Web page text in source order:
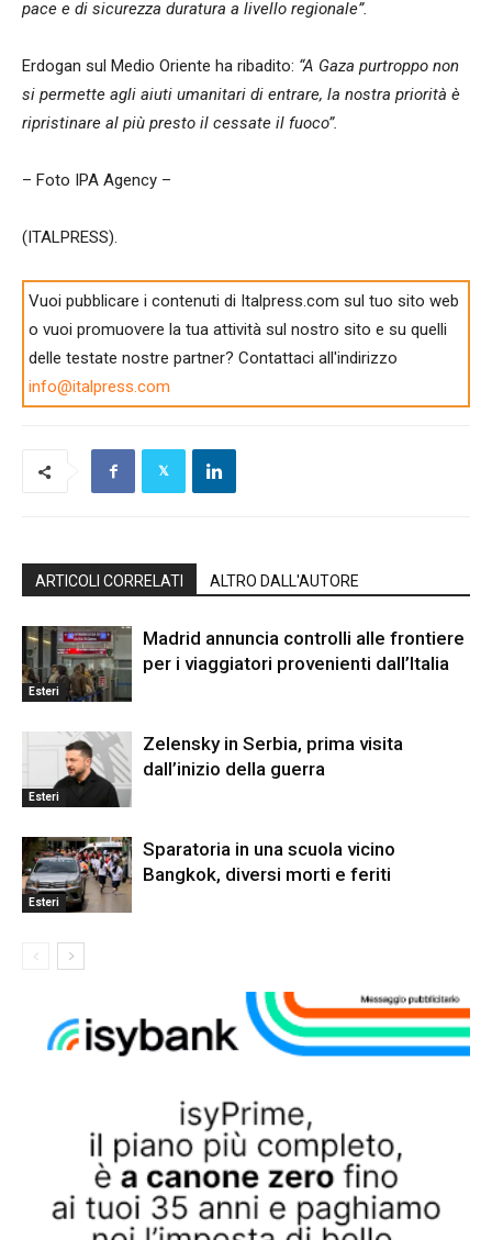
pace e di sicurezza duratura a livello regionale”.
Erdogan sul Medio Oriente ha ribadito: “A Gaza purtroppo non
si permette agli aiuti umanitari di entrare, la nostra priorità è
ripristinare al più presto il cessate il fuoco”.
– Foto IPA Agency –
(ITALPRESS).
Vuoi pubblicare i contenuti di Italpress.com sul tuo sito web
o vuoi promuovere la tua attività sul nostro sito e su quelli
delle testate nostre partner? Contattaci all'indirizzo
info@italpress.com
ARTICOLI CORRELATI ALTRO DALL'AUTORE
Esteri
Madrid annuncia controlli alle frontiere
per i viaggiatori provenienti dall’Italia
Esteri
Zelensky in Serbia, prima visita
dall’inizio della guerra
Esteri
Sparatoria in una scuola vicino
Bangkok, diversi morti e feriti